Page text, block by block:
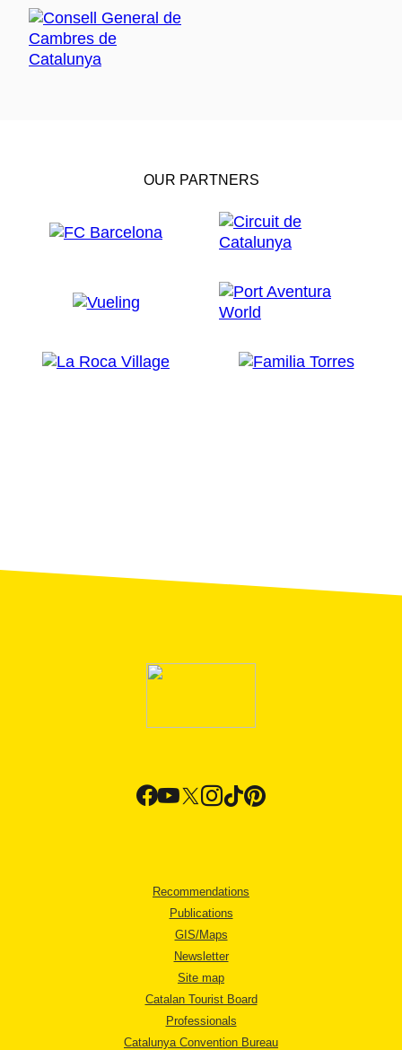
OUR PARTNERS
Recommendations
Publications
GIS/Maps
Newsletter
Site map
Catalan Tourist Board
Professionals
Catalunya Convention Bureau